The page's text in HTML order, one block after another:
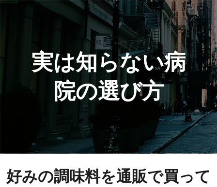
実は知らない病
院の選び方
好みの調味料を通販で買って